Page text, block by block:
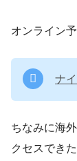
オンライン
ナ
ちなみに海
クセスでき